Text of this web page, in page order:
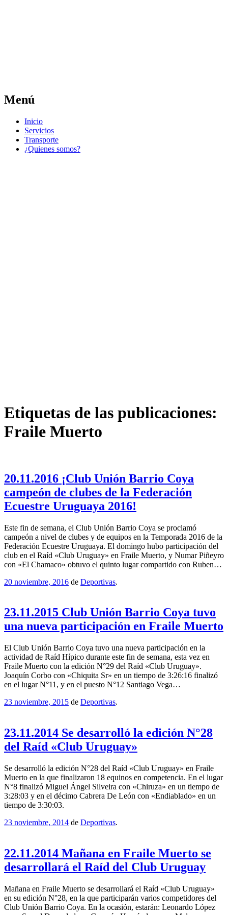
Menú
contenido
Inicio
Servicios
Transporte
¿Quienes somos?
Etiquetas de las publicaciones:
Fraile Muerto
20.11.2016 ¡Club Unión Barrio Coya
campeón de clubes de la Federación
Ecuestre Uruguaya 2016!
Este fin de semana, el Club Unión Barrio Coya se proclamó
campeón a nivel de clubes y de equipos en la Temporada 2016 de la
Federación Ecuestre Uruguaya. El domingo hubo participación del
club en el Raíd «Club Uruguay» en Fraile Muerto, y Numar Piñeyro
con «El Chamaco» obtuvo el quinto lugar compartido con Ruben…
20 noviembre, 2016 de Deportivas.
23.11.2015 Club Unión Barrio Coya tuvo
una nueva participación en Fraile Muerto
El Club Unión Barrio Coya tuvo una nueva participación en la
actividad de Raíd Hípico durante este fin de semana, esta vez en
Fraile Muerto con la edición N°29 del Raíd «Club Uruguay».
Joaquín Corbo con «Chiquita Sr» en un tiempo de 3:26:16 finalizó
en el lugar N°11, y en el puesto N°12 Santiago Vega…
23 noviembre, 2015 de Deportivas.
23.11.2014 Se desarrolló la edición N°28
del Raíd «Club Uruguay»
Se desarrolló la edición N°28 del Raíd «Club Uruguay» en Fraile
Muerto en la que finalizaron 18 equinos en competencia. En el lugar
N°8 finalizó Miguel Ángel Silveira con «Chiruza» en un tiempo de
3:28:03 y en el décimo Cabrera De León con «Endiablado» en un
tiempo de 3:30:03.
23 noviembre, 2014 de Deportivas.
22.11.2014 Mañana en Fraile Muerto se
desarrollará el Raíd del Club Uruguay
Mañana en Fraile Muerto se desarrollará el Raíd «Club Uruguay»
en su edición N°28, en la que participarán varios competidores del
Club Unión Barrio Coya. En la ocasión, estarán: Leonardo López